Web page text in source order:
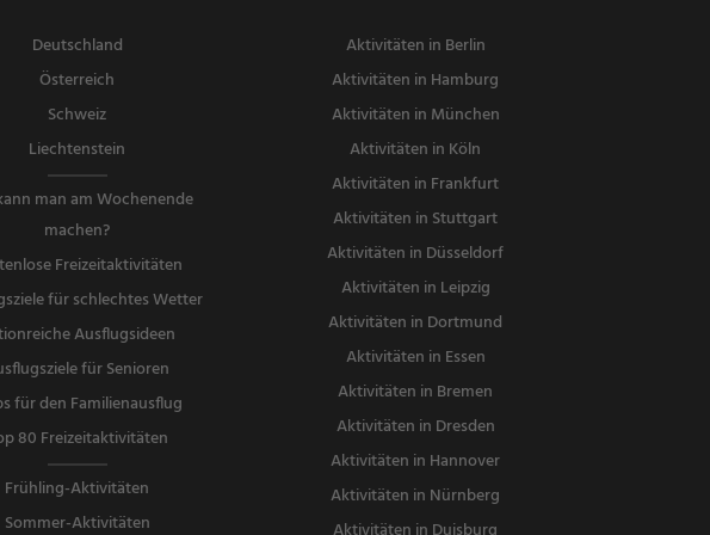
Deutschland
Österreich
Schweiz
Liechtenstein
man am Wochenende
machen?
Freizeitaktivitäten
für schlechtes Wetter
Ausflugsideen
für Senioren
für den Familienausflug
80 Freizeitaktivitäten
Frühling-Aktivitäten
Sommer-Aktivitäten
Aktivitäten in Berlin
Aktivitäten in Hamburg
Aktivitäten in München
Aktivitäten in Köln
Aktivitäten in Frankfurt
Aktivitäten in Stuttgart
Aktivitäten in Düsseldorf
Aktivitäten in Leipzig
Aktivitäten in Dortmund
Aktivitäten in Essen
Aktivitäten in Bremen
Aktivitäten in Dresden
Aktivitäten in Hannover
Aktivitäten in Nürnberg